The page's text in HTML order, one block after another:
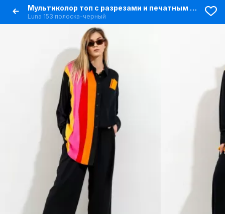
Мультиколор топ с разрезами и печатным принтом
Luna 153 полоска-черный